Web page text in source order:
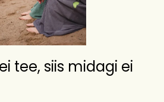
tee, siis midagi ei